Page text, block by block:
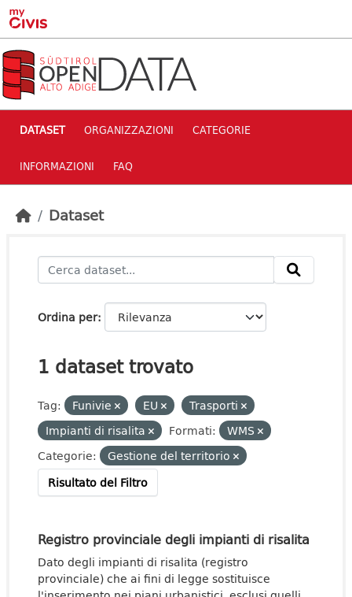
Skip to main content
DATASET ORGANIZZAZIONI CATEGORIE
INFORMAZIONI FAQ
Dataset
Ordina per
1 dataset trovato
Tag: Funivie EU
Trasporti
Impianti di risalita
Formati:
WMS
Categorie:
Gestione del territorio
Risultato del Filtro
Registro provinciale degli impianti di risalita
Dato degli impianti di risalita (registro
provinciale) che ai fini di legge sostituisce